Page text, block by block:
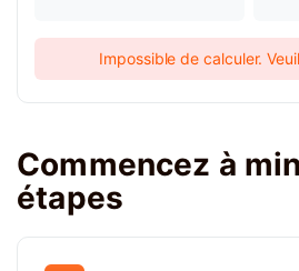
Impossible de calculer.
Commencez à
étapes